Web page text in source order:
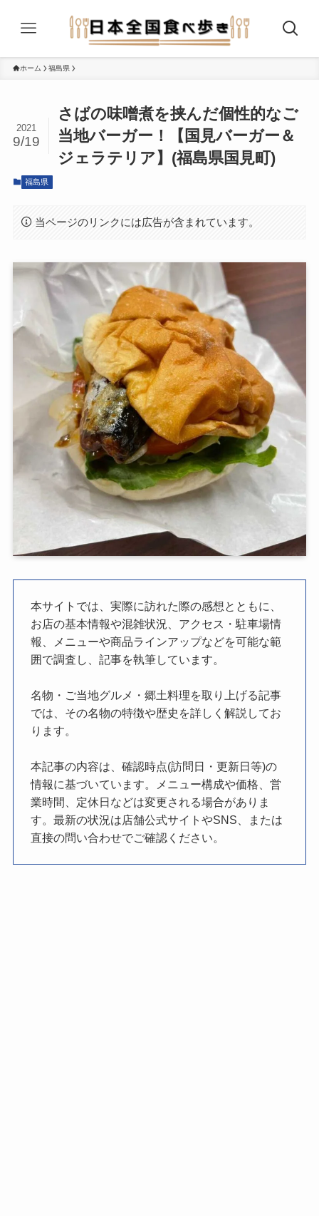
ホーム 福島県
さばの味噌煮を挟んだ個性的なご
当地バーガー！【国見バーガー＆
ジェラテリア】(福島県国見町)
2021
9/19
福島県
当ページのリンクには広告が含まれています。
本サイトでは、実際に訪れた際の感想とともに、
お店の基本情報や混雑状況、アクセス・駐車場情
報、メニューや商品ラインアップなどを可能な範
囲で調査し、記事を執筆しています。
名物・ご当地グルメ・郷土料理を取り上げる記事
では、その名物の特徴や歴史を詳しく解説してお
ります。
本記事の内容は、確認時点(訪問日・更新日等)の
情報に基づいています。メニュー構成や価格、営
業時間、定休日などは変更される場合がありま
す。最新の状況は店舗公式サイトやSNS、または
直接の問い合わせでご確認ください。